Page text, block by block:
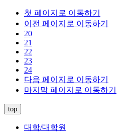
첫 페이지로 이동하기
이전 페이지로 이동하기
20
21
22
23
24
다음 페이지로 이동하기
마지막 페이지로 이동하기
top
대학/대학원